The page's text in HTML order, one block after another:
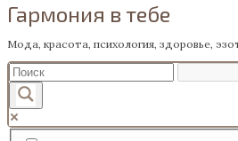
Гармония в тебе
Мода, красота, психология, здоровье,